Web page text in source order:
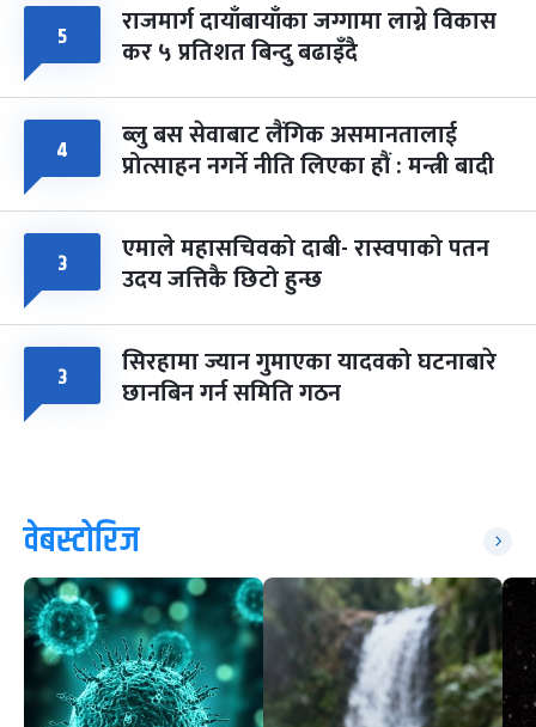
५ राजमार्ग दायाँबायाँका जग्गामा लाग्ने विकास
कर ५ प्रतिशत बिन्दु बढाइँदै
४ ब्लु बस सेवाबाट लैंगिक असमानतालाई
प्रोत्साहन नगर्ने नीति लिएका हौं : मन्त्री बादी
३ एमाले महासचिवको दाबी- रास्वपाको पतन
उदय जत्तिकै छिटो हुन्छ
३ सिरहामा ज्यान गुमाएका यादवको घटनाबारे
छानबिन गर्न समिति गठन
वेबस्टोरिज